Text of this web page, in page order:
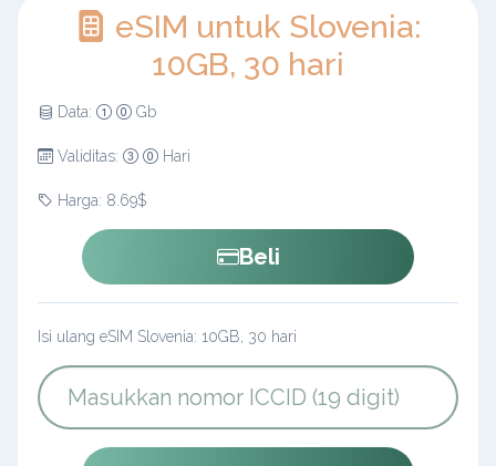
eSIM untuk Slovenia:
10GB, 30 hari
Data: Gb
Validitas: Hari
Harga: 8.69$
Beli
Isi ulang eSIM Slovenia: 10GB, 30 hari